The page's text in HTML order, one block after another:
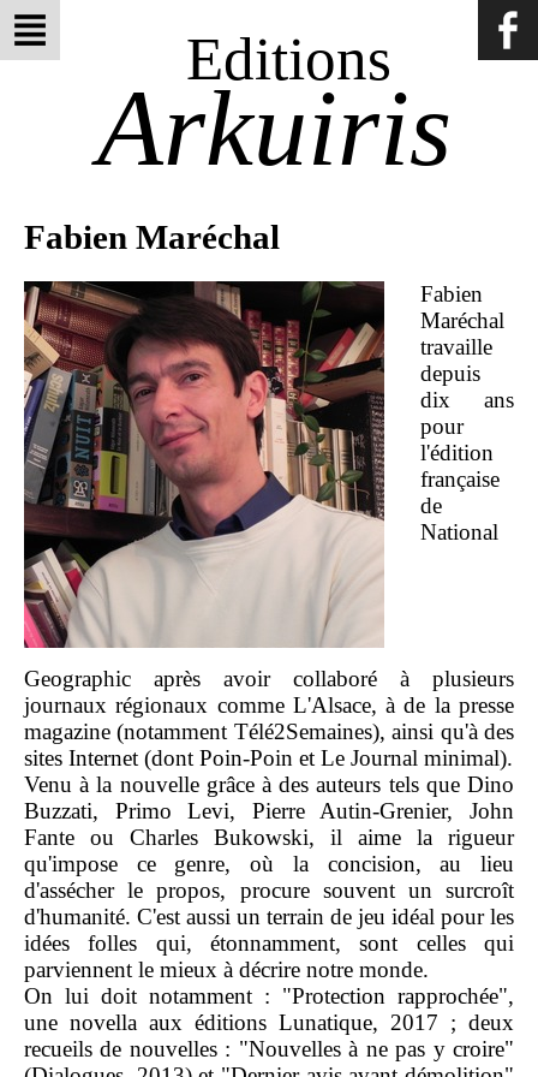
Editions
Arkuiris
Fabien Maréchal
Fabien
Maréchal
travaille
depuis
dix ans
pour
l'édition
française
de
National
Geographic après avoir collaboré à plusieurs
journaux régionaux comme L'Alsace, à de la presse
magazine (notamment Télé2Semaines), ainsi qu'à des
sites Internet (dont Poin-Poin et Le Journal minimal).
Venu à la nouvelle grâce à des auteurs tels que Dino
Buzzati, Primo Levi, Pierre Autin-Grenier, John
Fante ou Charles Bukowski, il aime la rigueur
qu'impose ce genre, où la concision, au lieu
d'assécher le propos, procure souvent un surcroît
d'humanité. C'est aussi un terrain de jeu idéal pour les
idées folles qui, étonnamment, sont celles qui
parviennent le mieux à décrire notre monde.
On lui doit notamment : "Protection rapprochée",
une novella aux éditions Lunatique, 2017 ; deux
recueils de nouvelles : "Nouvelles à ne pas y croire"